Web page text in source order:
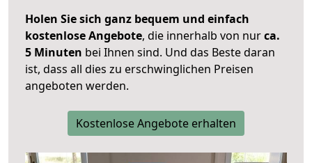
Holen Sie sich ganz bequem und einfach
kostenlose Angebote, die innerhalb von nurca.
5 Minuten bei Ihnen sind. Und das Beste daran
ist, dass all dies zu erschwinglichen Preisen
angeboten werden.
Kostenlose Angebote erhalten